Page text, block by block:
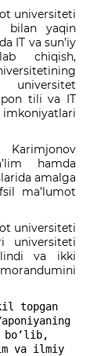
universiteti
bilan yaqin
IT va sun’iy
chiqish,
universitet
tili va IT
Karimjonov
hamda
amalga
ma’lumot
universiteti
universiteti
va ikki
topgan
bo‘lib,
va ilmiy